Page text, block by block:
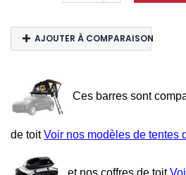
AJOUTER À COMPARAISON
Ces barres sont
de toitVoir nos modèles de tentes
et nos coffres de toit